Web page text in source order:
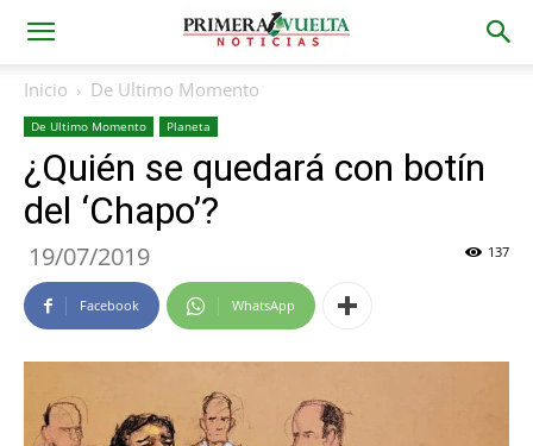
Inicio De Ultimo Momento
De Ultimo Momento Planeta
¿Quién se quedará con botín
del ‘Chapo’?
19/07/2019 137
Facebook WhatsApp